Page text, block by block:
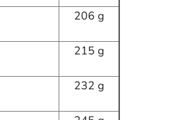
206 g
215 g
232 g